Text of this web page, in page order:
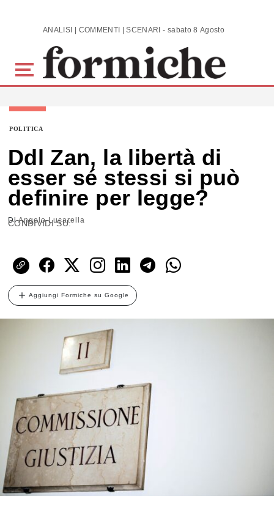
Skip to main content ANALISI | COMMENTI | SCENARI - sabato 8 Agosto 2026
POLITICA
Ddl Zan, la libertà di
esser sé stessi si può
definire per legge?
DiAngelo Lucarella
CONDIVIDI SU:
Aggiungi Formiche su Google